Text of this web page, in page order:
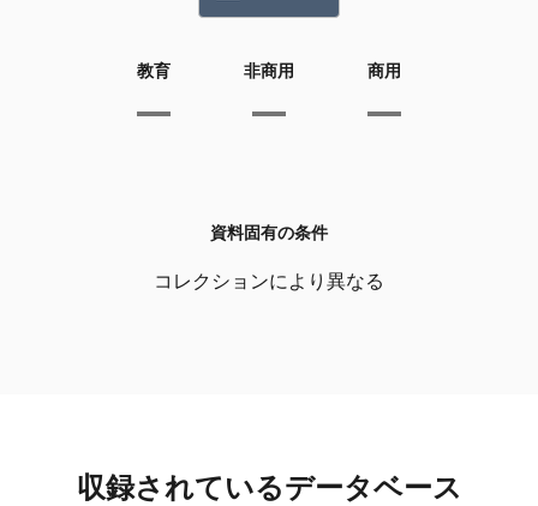
教育 非商用 商用
資料固有の条件
コレクションにより異なる
収録されているデータベース